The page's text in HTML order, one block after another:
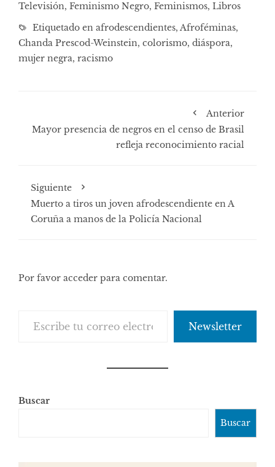
Televisión, Feminismo Negro, Feminismos, Libros
Etiquetado en afrodescendientes, Afroféminas,
Chanda Prescod-Weinstein, colorismo, diáspora,
mujer negra, racismo
Anterior
Mayor presencia de negros en el censo de Brasil
refleja reconocimiento racial
Siguiente
Muerto a tiros un joven afrodescendiente en A
Coruña a manos de la Policía Nacional
Por favor acceder para comentar.
Newsletter
Buscar
Buscar